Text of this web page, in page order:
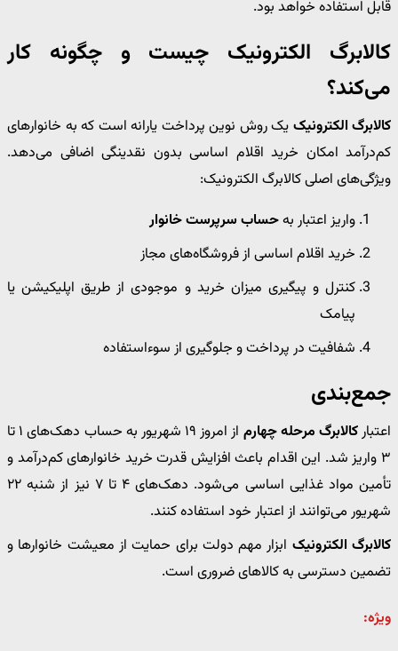
قابل استفاده خواهد بود.
کالابرگ الکترونیک چیست و چگونه کار
می‌کند؟
کالابرگ الکترونیک یک روش نوین پرداخت یارانه است که به خانوارهای
کم‌درآمد امکان خرید اقلام اساسی بدون نقدینگی اضافی می‌دهد.
ویژگی‌های اصلی کالابرگ الکترونیک:
واریز اعتبار بهحساب سرپرست خانوار
خرید اقلام اساسی از فروشگاه‌های مجاز
کنترل و پیگیری میزان خرید و موجودی از طریق اپلیکیشن یا
پیامک
شفافیت در پرداخت و جلوگیری از سوءاستفاده
جمع‌بندی
اعتبارکالابرگ مرحله چهارم
از امروز ۱۹ شهریور به حساب دهک‌های ۱ تا
۳ واریز شد. این اقدام باعث افزایش قدرت خرید خانوارهای کم‌درآمد و
تأمین مواد غذایی اساسی می‌شود. دهک‌های ۴ تا ۷ نیز از شنبه ۲۲
شهریور می‌توانند از اعتبار خود استفاده کنند.
کالابرگ الکترونیک ابزار مهم دولت برای حمایت از معیشت خانوارها و
تضمین دسترسی به کالاهای ضروری است.
ویژه: